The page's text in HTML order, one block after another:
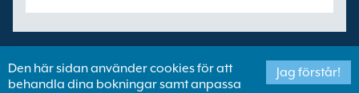
Den här sidan använder cookies för att
behandla dina bokningar samt anpassa
Jag förstår!